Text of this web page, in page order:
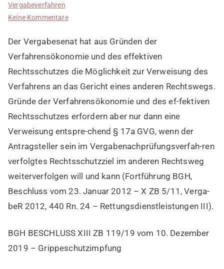
Vergabeverfahren
Keine Kommentarezu
hat
die
Möglichkeit
Verweisung
des
Verfahrens
an
das
eines
anderen
Rechtswegs
Der Vergabesenat hat aus Gründen der
Verfahrensökonomie und des effektiven
Rechtsschutzes die Möglichkeit zur Verweisung des
Verfahrens an das Gericht eines anderen Rechtswegs.
Gründe der Verfahrensökonomie und des ef-fektiven
Rechtsschutzes erfordern aber nur dann eine
Verweisung entspre-chend § 17a GVG, wenn der
Antragsteller sein im Vergabenachprüfungsverfah-ren
verfolgtes Rechtsschutzziel im anderen Rechtsweg
weiterverfolgen will und kann (Fortführung BGH,
Beschluss vom 23. Januar 2012 – X ZB 5/11, Verga-
beR 2012, 440 Rn. 24 – Rettungsdienstleistungen III).
BGH BESCHLUSS XIII ZB 119/19 vom 10. Dezember
2019 – Grippeschutzimpfung